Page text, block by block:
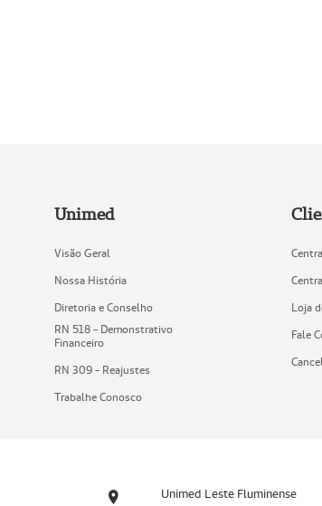
Unimed
Visão Geral
Nossa História
Diretoria e Conselho
RN 518 - Demonstrativo
Financeiro
RN 309 - Reajustes
Trabalhe Conosco
Loja
Fale
Unimed Leste Fluminense